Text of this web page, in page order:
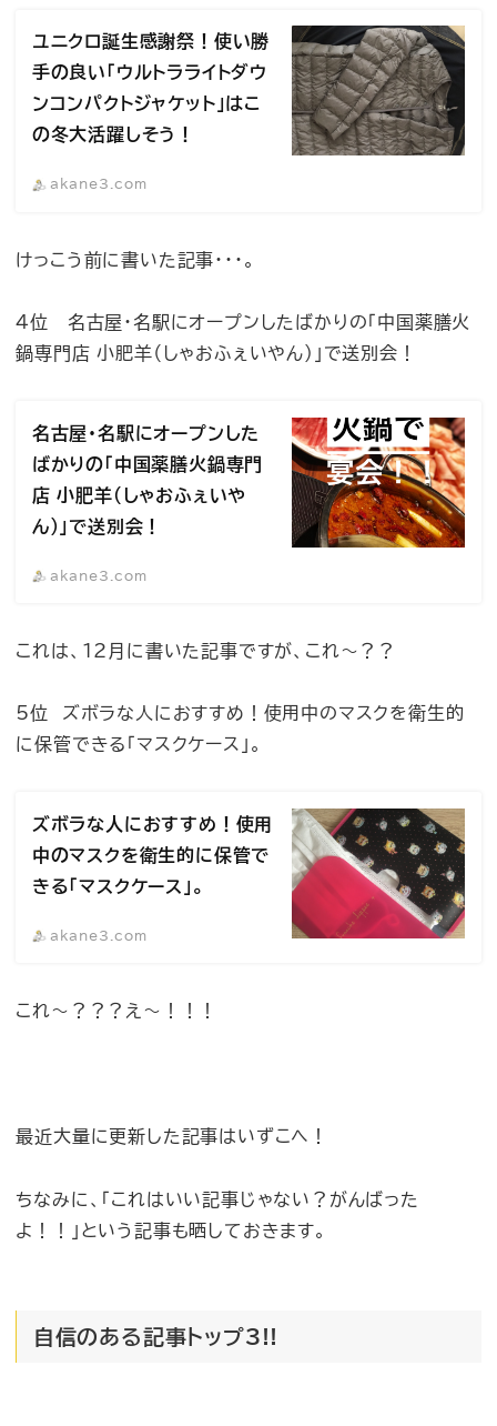
ユニクロ誕生感謝祭！使い勝
手の良い「ウルトラライトダウ
ンコンパクトジャケット」はこ
の冬大活躍しそう！
akane3.com
けっこう前に書いた記事・・・。
4位 名古屋・名駅にオープンしたばかりの「中国薬膳火
鍋専門店 小肥羊（しゃおふぇいやん）」で送別会！
名古屋・名駅にオープンした
ばかりの「中国薬膳火鍋専門
店 小肥羊（しゃおふぇいや
ん）」で送別会！
akane3.com
これは、12月に書いた記事ですが、これ〜？？
5位 ズボラな人におすすめ！使用中のマスクを衛生的
に保管できる「マスクケース」。
ズボラな人におすすめ！使用
中のマスクを衛生的に保管で
きる「マスクケース」。
akane3.com
これ〜？？？え〜！！！
最近大量に更新した記事はいずこへ！
ちなみに、「これはいい記事じゃない？がんばった
よ！！」という記事も晒しておきます。
自信のある記事トップ3!!